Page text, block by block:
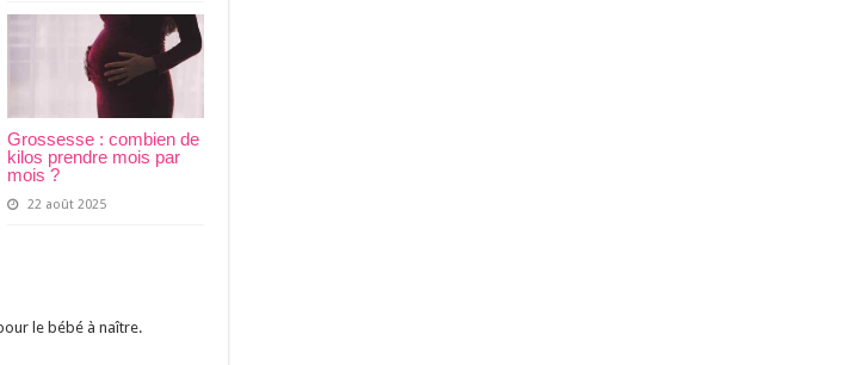
Grossesse : combien de
kilos prendre mois par
mois ?
22 août 2025
le bébé à naître.